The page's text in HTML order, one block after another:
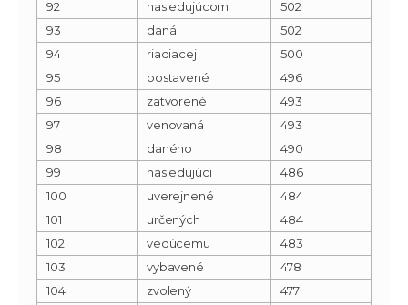
92 nasledujúcom
502
93
daná
502
94
riadiacej
500
95
postavené
496
96
zatvorené
493
97
venovaná
493
98
daného
490
99
nasledujúci
486
100
uverejnené
484
101
určených
484
102
vedúcemu
483
103
vybavené
478
104
zvolený
477